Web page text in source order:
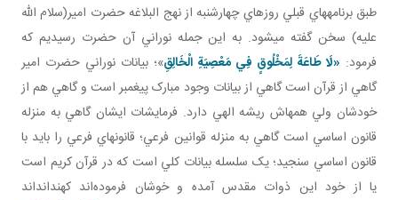
طبق برنامه هاي قبلي روزهاي چهارشنبه از نهج البلاغه حضرت امير(سلام الله
عليه) سخن گفته مي شود. به اين جمله نوراني آن حضرت رسيديم که
فرمود: «لَا طَاعَةَ لِمَخْلُوقٍ فِي مَعْصِيَةِ الْخَالِقِ‏»؛ بيانات نوراني حضرت امير
گاهي از قرآن است گاهي از بيانات وجود مبارک پيغمبر است و گاهي هم از
خودشان ولي همه اش ريشه الهي دارد. فرمايشات ايشان گاهي به منزله
قانون اساسي است گاهي به منزله قوانين فرعي؛ قانون هاي فرعي را بايد با
قانون اساسي سنجيد؛ يک سلسله بيانات کلي است که در قرآن کريم است
يا از خود اين ذوات مقدس آمده و خوشان فرموده‌اند کهند‌انداند